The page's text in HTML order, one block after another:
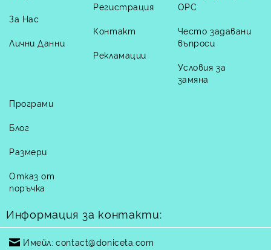
За Нас
Лични Данни
Регистрация
Контакт
Рекламации
ОРС
Често задавани
въпроси
Условия за
замяна
Програми
Блог
Размери
Отказ от
поръчка
Информация за контакти:
Имейл: contact@doniceta.com